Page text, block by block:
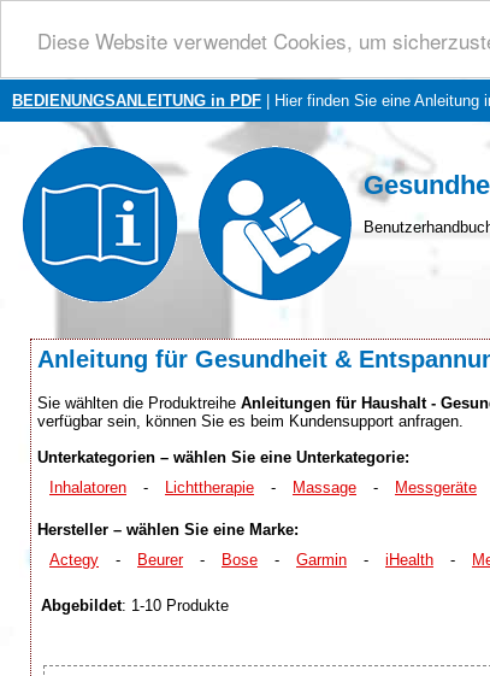
Diese Website verwendet Cookies, um
BEDIENUNGSANLEITUNG in PDF | Hier finden Sie eine Anleitung
Anleitung für Gesundheit &
Sie wählten die Produktreihe Anleitungen für Haushalt -
verfügbar sein, können Sie es beim Kundensupport anfragen.
Unterkategorien – wählen Sie eine Unterkategorie:
Inhalatoren
- Lichttherapie - Massage - Messgeräte
Hersteller – wählen Sie eine Marke:
Actegy
- Beurer - Bose - Garmin - iHealth -
Abgebildet: 1-10 Produkte